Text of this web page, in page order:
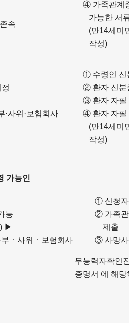
속
④ 가족관계
가능한 서
(만14세미
작성)
·사위·보험회사
① 수령인 신
② 환자 신분
③ 환자 자필
④ 환자 자필
(만14세미
작성)
가능인
능
) ▶
ㆍ사위ㆍ보험회사
① 신청자
② 가족관
제출
③ 사망사
무능력자확인
증명서 에 해